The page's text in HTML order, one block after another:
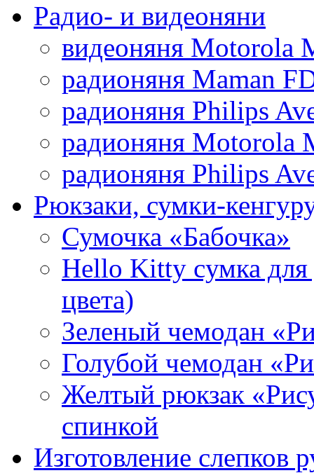
Радио- и видеоняни
видеоняня Motorola
радионяня Maman
радионяня Philips
радионяня Motorola
радионяня Philips
Рюкзаки, сумки-
Сумочка «Бабочка»
Hello Kitty cумка для
цвета)
Зеленый чемодан
Голубой чемодан
Желтый рюкзак
спинкой
Изготовление слепков